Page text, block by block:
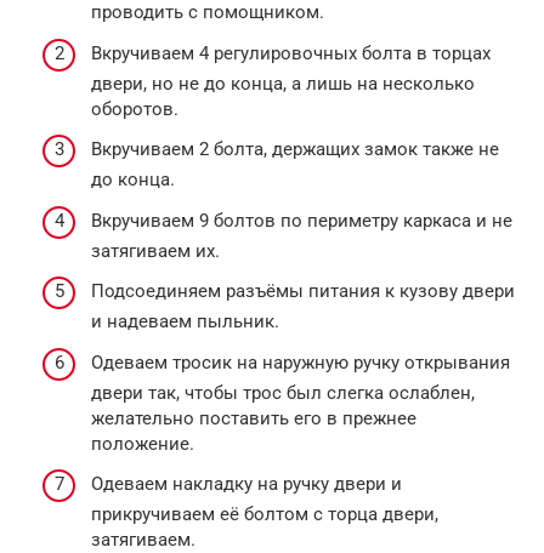
проводить с помощником.
Вкручиваем 4 регулировочных болта в торцах
двери, но не до конца, а лишь на несколько
оборотов.
Вкручиваем 2 болта, держащих замок также не
до конца.
Вкручиваем 9 болтов по периметру каркаса и не
затягиваем их.
Подсоединяем разъёмы питания к кузову двери
и надеваем пыльник.
Одеваем тросик на наружную ручку открывания
двери так, чтобы трос был слегка ослаблен,
желательно поставить его в прежнее
положение.
Одеваем накладку на ручку двери и
прикручиваем её болтом с торца двери,
затягиваем.